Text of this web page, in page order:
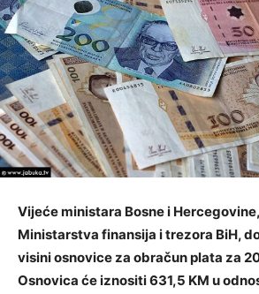
Vijeće ministara Bosne i
Ministarstva finansija i trezora BiH,
visini osnovice za obračun plata za
Osnovica će iznositi 631,5 KM u